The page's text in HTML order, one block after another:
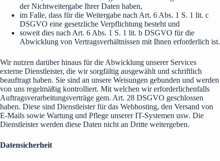
der Nichtweitergabe Ihrer Daten haben,
im Falle, dass für die Weitergabe nach Art. 6 Abs. 1 S. 1 lit. c
DSGVO eine gesetzliche Verpflichtung besteht und
soweit dies nach Art. 6 Abs. 1 S. 1 lit. b DSGVO für die
Abwicklung von Vertragsverhältnissen mit Ihnen erforderlich ist.
Wir nutzen darüber hinaus für die Abwicklung unserer Services
externe Dienstleister, die wir sorgfältig ausgewählt und schriftlich
beauftragt haben. Sie sind an unsere Weisungen gebunden und werden
von uns regelmäßig kontrolliert. Mit welchen wir erforderlichenfalls
Auftragsverarbeitungsverträge gem. Art. 28 DSGVO geschlossen
haben. Diese sind Dienstleister für das Webhosting, den Versand von
E-Mails sowie Wartung und Pflege unserer IT-Systemen usw. Die
Dienstleister werden diese Daten nicht an Dritte weitergeben.
Datensicherheit